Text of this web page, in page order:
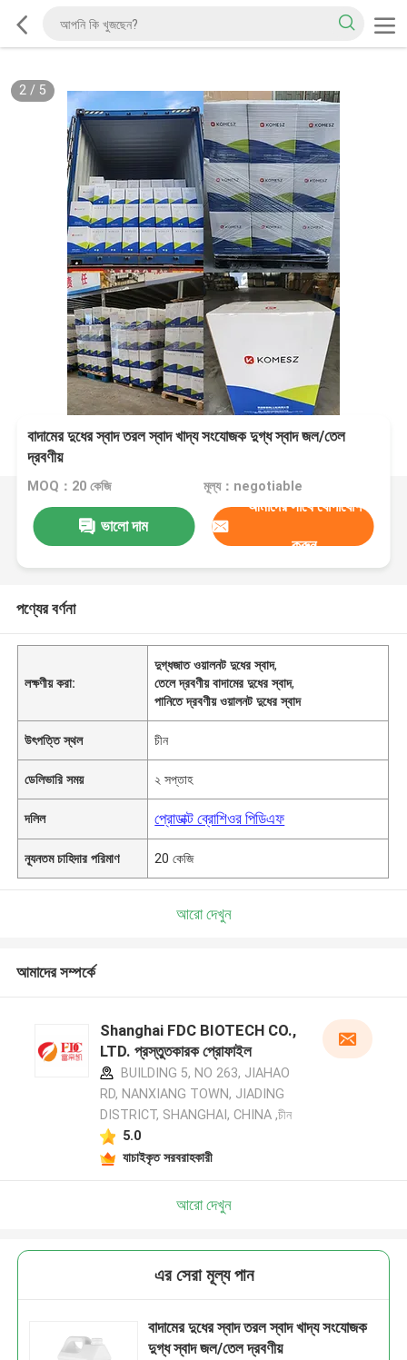
2/ 5
বাদামের দুধের স্বাদ তরল স্বাদ খাদ্য সংযোজক দুগ্ধ স্বাদ জল/তেল
দ্রবণীয়
MOQ：20 কেজি মূল্য：negotiable
ভালো দাম
আমাদের সাথে যোগাযোগ
করুন
পণ্যের বর্ণনা
লক্ষণীয় করা:
দুগ্ধজাত ওয়ালনট দুধের স্বাদ,
তেলে দ্রবণীয় বাদামের দুধের স্বাদ,
পানিতে দ্রবণীয় ওয়ালনট দুধের স্বাদ
উৎপত্তি স্থল চীন
ডেলিভারি সময় ২ সপ্তাহ
দলিল প্রোডাক্ট ব্রোশিওর পিডিএফ
ন্যূনতম চাহিদার পরিমাণ 20 কেজি
আরো দেখুন
আমাদের সম্পর্কে
Shanghai FDC BIOTECH CO.,
LTD. প্রস্তুতকারক প্রোফাইল
BUILDING 5, NO 263, JIAHAO
RD, NANXIANG TOWN, JIADING
DISTRICT, SHANGHAI, CHINA ,চীন
5.0
যাচাইকৃত সরবরাহকারী
আরো দেখুন
এর সেরা মূল্য পান
বাদামের দুধের স্বাদ তরল স্বাদ খাদ্য সংযোজক
দুগ্ধ স্বাদ জল/তেল দ্রবণীয়